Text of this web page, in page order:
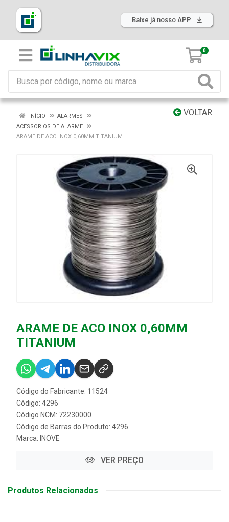
Baixe já nosso APP
0
VOLTAR
INÍCIO
ALARMES
ACESSORIOS DE ALARME
ARAME DE ACO INOX 0,60MM TITANIUM
ARAME DE ACO INOX 0,60MM
TITANIUM
Código do Fabricante: 11524
Código: 4296
Código NCM: 72230000
Código de Barras do Produto: 4296
Marca: INOVE
VER PREÇO
Produtos Relacionados